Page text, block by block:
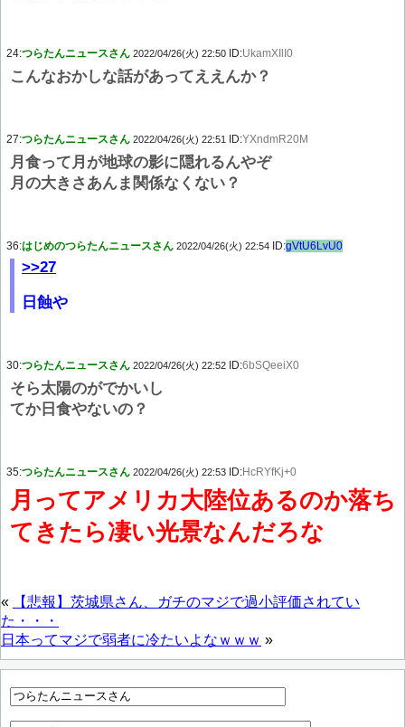
24:つらたんニュースさん 2022/04/26(火) 22:50 ID:UkamXIlI0
こんなおかしな話があってええんか？
27:つらたんニュースさん 2022/04/26(火) 22:51 ID:YXndmR20M
月食って月が地球の影に隠れるんやぞ
月の大きさあんま関係なくない？
36:はじめのつらたんニュースさん 2022/04/26(火) 22:54 ID:gVtU6LvU0
>>27
日蝕や
30:つらたんニュースさん 2022/04/26(火) 22:52 ID:6bSQeeiX0
そら太陽のがでかいし
てか日食やないの？
35:つらたんニュースさん 2022/04/26(火) 22:53 ID:HcRYfKj+0
月ってアメリカ大陸位あるのか落ち
てきたら凄い光景なんだろな
«
【悲報】茨城県さん、ガチのマジで過小評価されてい
た・・・
日本ってマジで弱者に冷たいよなｗｗｗ »